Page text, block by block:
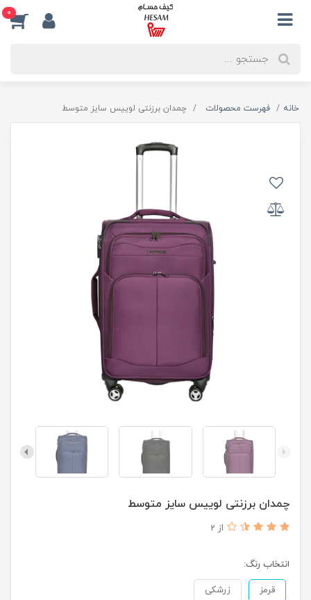
0
خانه فهرست محصولات چمدان برزنتی لوییس سایز متوسط
چمدان برزنتی لوییس سایز متوسط
از 2
انتخاب رنگ:
قرمز زرشکی